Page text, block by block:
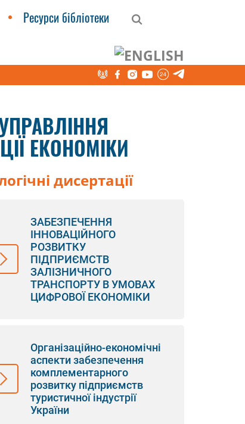
Ресурси бібліотеки
цифровізації економіки
ЕКОНОМІКИ
дисертації
ЗАБЕЗПЕЧЕННЯ
ІННОВАЦІЙНОГО
РОЗВИТКУ
ПІДПРИЄМСТВ
ЗАЛІЗНИЧНОГО
ТРАНСПОРТУ В УМОВАХ
ЦИФРОВОЇ ЕКОНОМІКИ
Організаційно-економічні
аспекти забезпечення
комплементарного
розвитку підприємств
туристичної індустрії
України